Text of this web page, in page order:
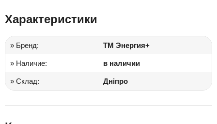
Характеристики
» Бренд: ТМ Энергия+
» Наличие: в наличии
» Склад: Дніпро